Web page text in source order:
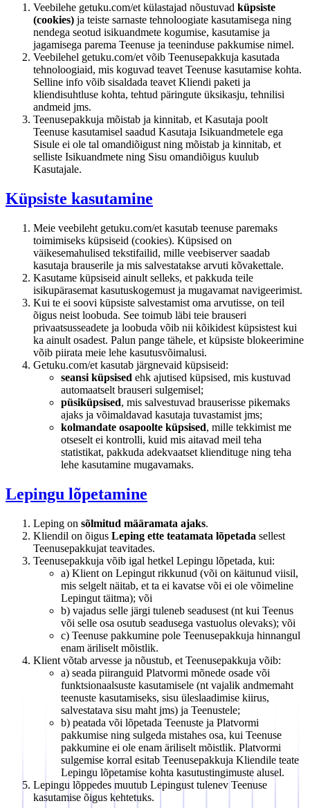
Veebilehe getuku.com/et külastajad nõustuvad küpsiste
(cookies) ja teiste sarnaste tehnoloogiate kasutamisega ning
nendega seotud isikuandmete kogumise, kasutamise ja
jagamisega parema Teenuse ja teeninduse pakkumise nimel.
Veebilehel getuku.com/et võib Teenusepakkuja kasutada
tehnoloogiaid, mis koguvad teavet Teenuse kasutamise kohta.
Selline info võib sisaldada teavet Kliendi paketi ja
kliendisuhtluse kohta, tehtud päringute üksikasju, tehnilisi
andmeid jms.
Teenusepakkuja mõistab ja kinnitab, et Kasutaja poolt
Teenuse kasutamisel saadud Kasutaja Isikuandmetele ega
Sisule ei ole tal omandiõigust ning mõistab ja kinnitab, et
selliste Isikuandmete ning Sisu omandiõigus kuulub
Kasutajale.
Küpsiste kasutamine
Meie veebileht getuku.com/et kasutab teenuse paremaks
toimimiseks küpsiseid (cookies). Küpsised on
väikesemahulised tekstifailid, mille veebiserver saadab
kasutaja brauserile ja mis salvestatakse arvuti kõvakettale.
Kasutame küpsiseid ainult selleks, et pakkuda teile
isikupärasemat kasutuskogemust ja mugavamat navigeerimist.
Kui te ei soovi küpsiste salvestamist oma arvutisse, on teil
õigus neist loobuda. See toimub läbi teie brauseri
privaatsusseadete ja loobuda võib nii kõikidest küpsistest kui
ka ainult osadest. Palun pange tähele, et küpsiste blokeerimine
võib piirata meie lehe kasutusvõimalusi.
Getuku.com/et kasutab järgnevaid küpsiseid:
seansi küpsised ehk ajutised küpsised, mis kustuvad
automaatselt brauseri sulgemisel;
püsiküpsised, mis salvestuvad brauserisse pikemaks
ajaks ja võimaldavad kasutaja tuvastamist jms;
kolmandate osapoolte küpsised, mille tekkimist me
otseselt ei kontrolli, kuid mis aitavad meil teha
statistikat, pakkuda adekvaatset kliendituge ning teha
lehe kasutamine mugavamaks.
Lepingu lõpetamine
Leping on sõlmitud määramata ajaks.
Kliendil on õigus Leping ette teatamata lõpetada sellest
Teenusepakkujat teavitades.
Teenusepakkuja võib igal hetkel Lepingu lõpetada, kui:
a) Klient on Lepingut rikkunud (või on käitunud viisil,
mis selgelt näitab, et ta ei kavatse või ei ole võimeline
Lepingut täitma); või
b) vajadus selle järgi tuleneb seadusest (nt kui Teenus
või selle osa osutub seadusega vastuolus olevaks); või
c) Teenuse pakkumine pole Teenusepakkuja hinnangul
enam äriliselt mõistlik.
Klient võtab arvesse ja nõustub, et Teenusepakkuja võib:
a) seada piiranguid Platvormi mõnede osade või
funktsionaalsuste kasutamisele (nt vajalik andmemaht
teenuste kasutamiseks, sisu üleslaadimise kiirus,
salvestatava sisu maht jms) ja Teenustele;
b) peatada või lõpetada Teenuste ja Platvormi
pakkumise ning sulgeda mistahes osa, kui Teenuse
pakkumine ei ole enam äriliselt mõistlik. Platvormi
sulgemise korral esitab Teenusepakkuja Kliendile teate
Lepingu lõpetamise kohta kasutustingimuste alusel.
Lepingu lõppedes muutub Lepingust tulenev Teenuse
kasutamise õigus kehtetuks.